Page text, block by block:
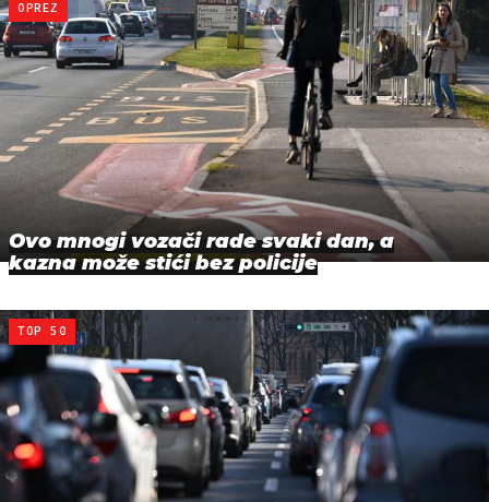
OPREZ
Ovo mnogi vozači rade svaki dan, a
kazna može stići bez policije
TOP 50